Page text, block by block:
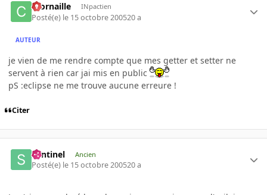
ccornaille INpactien
Posté(e) le 15 octobre 200520 a
AUTEUR
je vien de me rendre compte que mes getter et setter ne
servent à rien car jai mis en public
pS :eclipse ne me trouve aucune erreure !
Citer
Sentinel Ancien
Posté(e) le 15 octobre 200520 a